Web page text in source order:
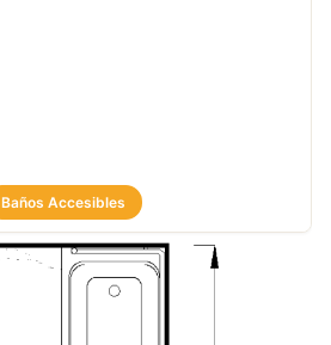
Baños Accesibles